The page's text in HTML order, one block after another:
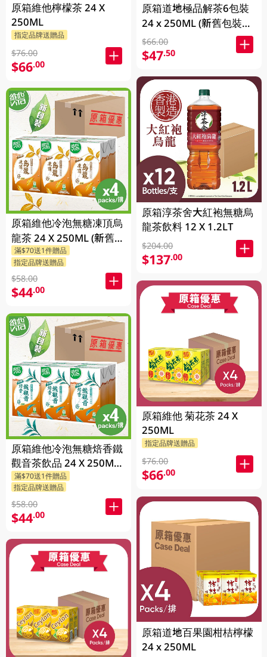
原箱維他檸檬茶 24 X
250ML
指定品牌送贈品
$76.00
$66.00
原箱維他冷泡無糖凍頂烏
龍茶 24 X 250ML (新舊包
裝隨機發貨)
滿$70送1件贈品
指定品牌送贈品
$58.00
$44.00
原箱維他冷泡無糖焙香鐵
觀音茶飲品 24 X 250ML
(新舊包裝隨機發貨)
滿$70送1件贈品
指定品牌送贈品
$58.00
$44.00
原箱道地極品解茶6包裝
24 x 250ML (新舊包裝隨
機發貨)
$66.00
$47.50
原箱淳茶舍大紅袍無糖烏
龍茶飲料 12 X 1.2LT
$204.00
$137.00
原箱維他 菊花茶 24 X
250ML
指定品牌送贈品
$76.00
$66.00
原箱道地百果園柑桔檸檬
24 x 250ML